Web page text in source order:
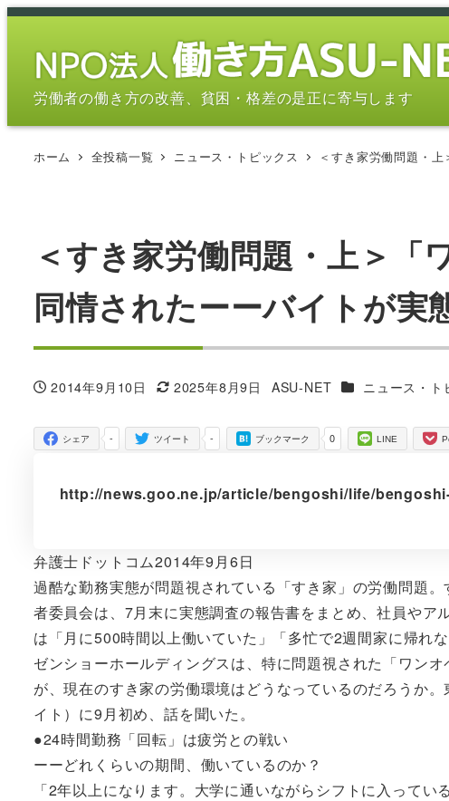
メ
労働者の働き方の改善、貧困・格差の是正に寄与します
ホーム 全投稿一覧 ニュース・トピックス ＜すき家労働問題・
＜すき家労働問題・上＞「
同情されたーーバイトが実
投稿日
2014年9月10日
更新日
2025年8月9日
著
ASU-NET カテゴリー
ニュース・ト
-
シェア -
ツイート 0
ブックマーク LINE
http://news.goo.ne.jp/article/bengoshi/life/
弁護士ドットコム2014年9月6日
過酷な勤務実態が問題視されている「すき家」の労働問題
者委員会は、7月末に実態調査の報告書をまとめ、社員や
は「月に500時間以上働いていた」「多忙で2週間家に帰れ
ゼンショーホールディングスは、特に問題視された「ワン
が、現在のすき家の労働環境はどうなっているのだろうか
イト）に9月初め、話を聞いた。
●24時間勤務「回転」は疲労との戦い
ーーどれくらいの期間、働いているのか？
「2年以上になります。大学に通いながらシフトに入って